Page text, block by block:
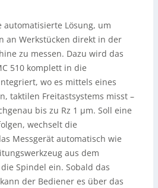
Lösung, um
an Werkstücken direkt in der
zu messen. Dazu wird das
510 komplett in die
wo es mittels eines
taktilen Freitastsystems misst –
bis zu Rz 1 µm. Soll eine
wechselt die
Messgerät automatisch wie
aus dem
Spindel ein. Sobald das
der Bediener es über das